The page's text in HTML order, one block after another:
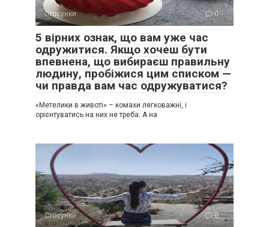
Стосунки 0
5 вірних ознак, що вам уже час
одружитися. Якщо хочеш бути
впевнена, що вибираєш правильну
людину, пробіжися цим списком —
чи правда вам час одружуватися?
«Метелики в животі» – комахи легковажні, і
орієнтуватись на них не треба. А на
Стосунки 0